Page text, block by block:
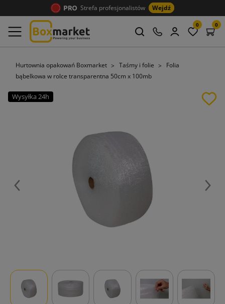
Strefa profesjonalistów Wejdź
0 0
Hurtownia opakowań Boxmarket Taśmy i folie
Folia
bąbelkowa w rolce transparentna 50cm x 100mb
Wysyłka 24h
Poprzedni